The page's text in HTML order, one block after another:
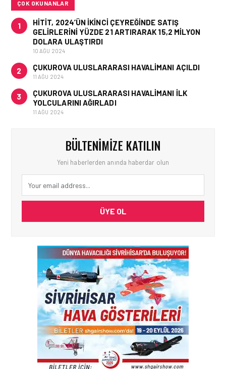
ÇOK OKUNANLAR
1
HITIT, 2024’ÜN IKINCI ÇEYREĞINDE SATIŞ
GELIRLERINI YÜZDE 21 ARTIRARAK 15,2 MILYON
DOLARA ULAŞTIRDI
10 AĞU 2024
2 ÇUKUROVA ULUSLARARASI HAVALIMANI AÇILDI
11 AĞU 2024
3
ÇUKUROVA ULUSLARARASI HAVALIMANI İLK
YOLCULARINI AĞIRLADI
11 AĞU 2024
BÜLTENIMIZE KATILIN
Yeni haberlerden anında haberdar olun
ÜYE OL